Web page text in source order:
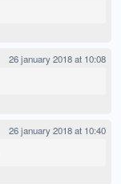
26 january 2018 at 10:08
26 january 2018 at 10:40